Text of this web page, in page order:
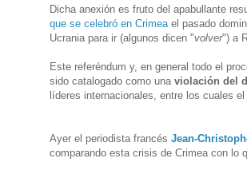
Dicha anexión es fruto del apabullante
que se celebró en Crimea el pasado
Ucrania para ir (algunos dicen "volver") a
Este referéndum y, en general todo el
sido catalogado como una violación del
líderes internacionales, entre los cuales
Ayer el periodista francés Jean-
comparando esta crisis de Crimea con lo